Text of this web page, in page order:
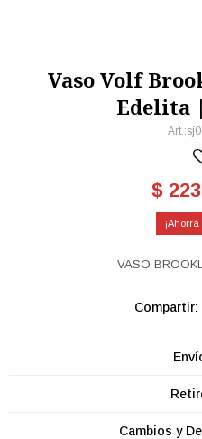
Vaso Volf
Edelita
$ 223
VASO
Cambios y